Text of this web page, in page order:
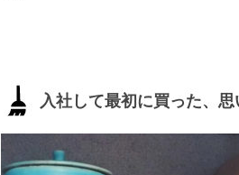
入社して最初に買った、